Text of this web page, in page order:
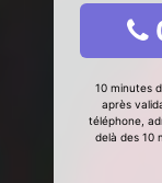
10 minutes
après
téléphone,
delà des 10